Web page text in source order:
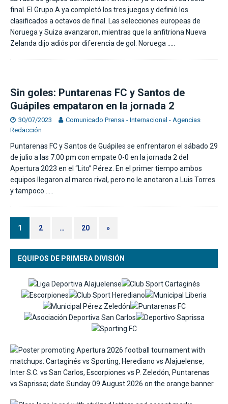
final. El Grupo A ya completó los tres juegos y definió los
clasificados a octavos de final. Las selecciones europeas de
Noruega y Suiza avanzaron, mientras que la anfitriona Nueva
Zelanda dijo adiós por diferencia de gol. Noruega
Sin goles: Puntarenas FC y Santos de
Guápiles empataron en la jornada 2
30/07/2023
Comunicado Prensa - Internacional - Agencias
Redacción
Puntarenas FC y Santos de Guápiles se enfrentaron el sábado 29
de julio a las 7:00 pm con empate 0-0 en la jornada 2 del
Apertura 2023 en el “Lito” Pérez. En el primer tiempo ambos
equipos llegaron al marco rival, pero no le anotaron a Luis Torres
y tampoco
1 2 … 20 »
EQUIPOS DE PRIMERA DIVISIÓN